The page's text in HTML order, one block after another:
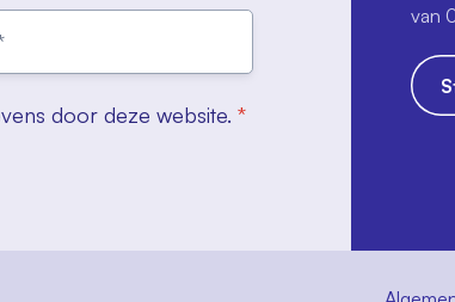
door deze website. *
van